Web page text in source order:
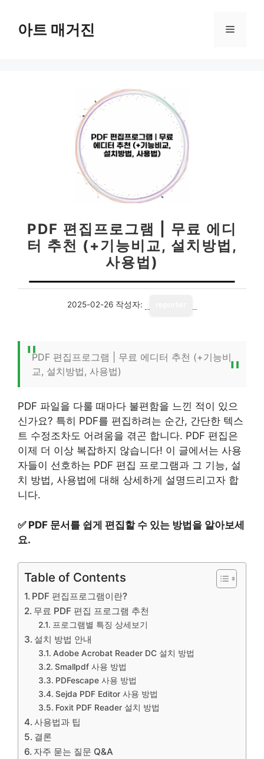
아트 매거진 메
PDF 편집프로그램 | 무료 에디
터 추천 (+기능비교, 설치방법,
사용법)
2025-02-26 작성자:
PDF 편집프로그램 | 무료 에디터 추천 (+기능비
교, 설치방법, 사용법)
PDF 파일을 다룰 때마다 불편함을 느낀 적이 있으
신가요? 특히 PDF를 편집하려는 순간, 간단한 텍스
트 수정조차도 어려움을 겪곤 합니다. PDF 편집은
이제 더 이상 복잡하지 않습니다! 이 글에서는 사용
자들이 선호하는 PDF 편집 프로그램과 그 기능, 설
치 방법, 사용법에 대해 상세하게 설명드리고자 합
니다.
✅ PDF 문서를 쉽게 편집할 수 있는 방법을 알아보세
요.
Table of Contents
PDF 편집프로그램이란?
무료 PDF 편집 프로그램 추천
프로그램별 특징 상세보기
설치 방법 안내
Adobe Acrobat Reader DC 설치 방법
Smallpdf 사용 방법
PDFescape 사용 방법
Sejda PDF Editor 사용 방법
Foxit PDF Reader 설치 방법
사용법과 팁
결론
자주 묻는 질문 Q&A